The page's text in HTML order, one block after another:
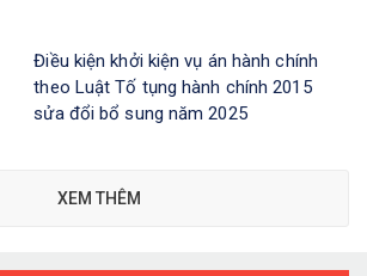
Điều kiện khởi kiện vụ án hành chính
theo Luật Tố tụng hành chính 2015
sửa đổi bổ sung năm 2025
XEM THÊM